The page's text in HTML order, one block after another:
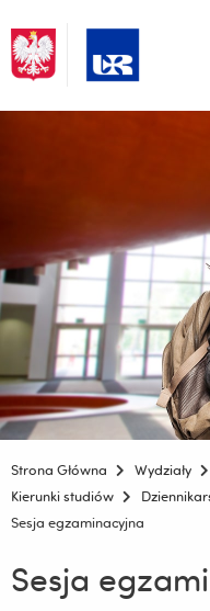
Strona Główna Wydziały
Kierunki studiów
Sesja egzaminacyjna
Sesja